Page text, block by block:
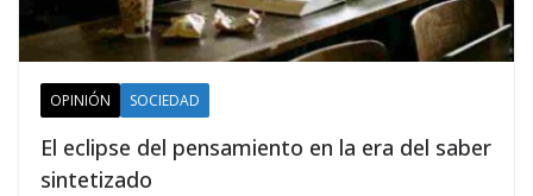
OPINIÓN SOCIEDAD
El eclipse del pensamiento en la era del saber
sintetizado